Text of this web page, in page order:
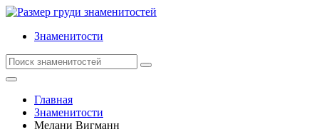
Знаменитости
Главная
Знаменитости
Мелани Вигманн